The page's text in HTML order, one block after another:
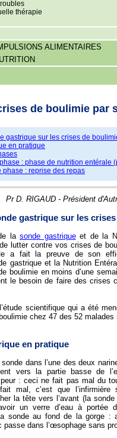
thérapie
ALIMENTAIRES
de boulimie par
gastrique sur les crises de
en pratique
: phase de nutrition entérale
phase : reprise des repas
Pr D. RIGAUD - Président
gastrique sur les
la sonde gastriqueet de la
lutter contre vos crises de
a fait la preuve de son
gastrique et la Nutrition
boulimie en moins d’une
le besoin de faire des crises
scientifique qui a été
chez 47 des 52
en pratique
dans l’une des deux
vers la partie basse de
peur : ceci ne fait pas mal du
mal, c’est que l’infirmière
la tête vers l’avant (la
un verre d’eau à
la sonde au fond de la gorge :
passe dans l’œsophage sans